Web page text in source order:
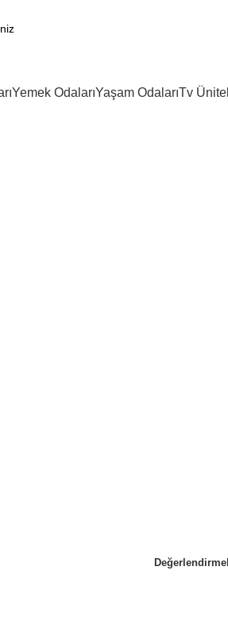
Yemek OdalarıYaşam OdalarıTv